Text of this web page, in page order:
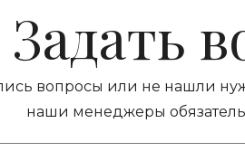
Задать
вопросы или не нашли
наши менеджеры